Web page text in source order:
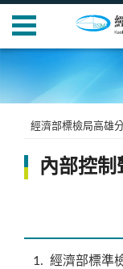
經濟部標檢局高雄
內部控制
1
經濟部標準